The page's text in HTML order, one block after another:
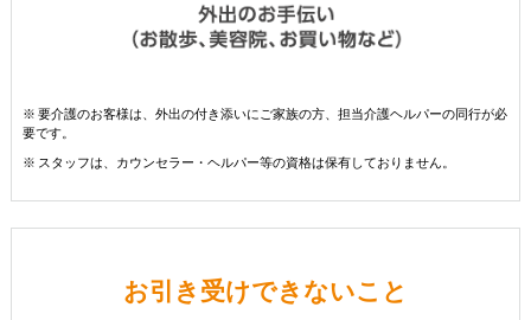
※ 要介護のお客様は、外出の付き添いにご家族の方、担当介護ヘルパーの同行が必
要です。
※ スタッフは、カウンセラー・ヘルパー等の資格は保有しておりません。
お引き受けできないこと